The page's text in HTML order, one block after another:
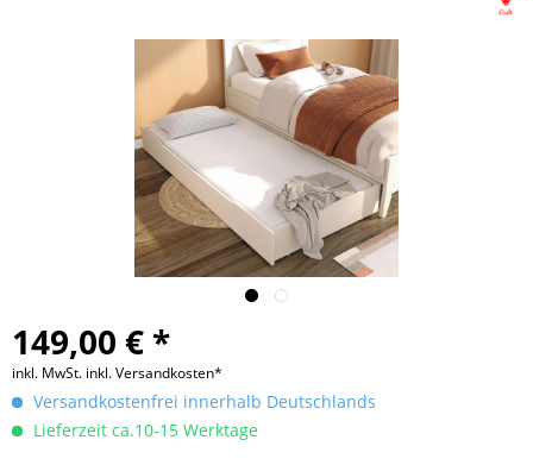
149,00 € *
inkl. MwSt. inkl. Versandkosten*
Versandkostenfrei innerhalb Deutschlands
Lieferzeit ca.10-15 Werktage